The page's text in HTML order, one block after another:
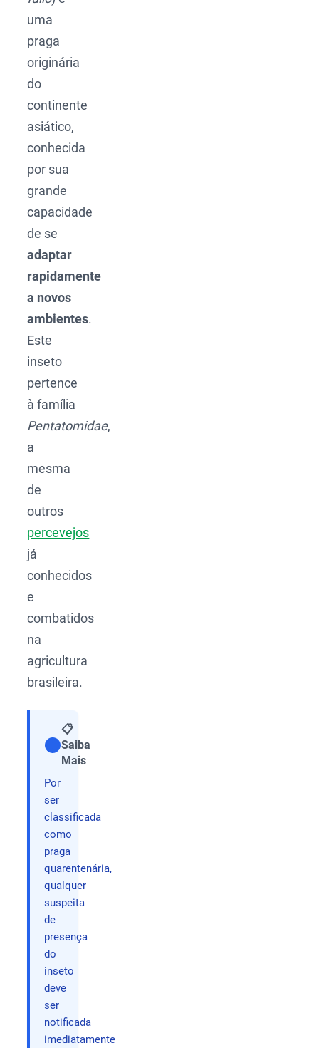
uma
praga
originária
do
continente
asiático,
conhecida
por sua
grande
capacidade
de se
adaptar
rapidamente
a novos
ambientes.
Este
inseto
pertence
à família
Pentatomidae,
a
mesma
de
outros
percevejos
já
conhecidos
e
combatidos
na
agricultura
brasileira.
📋
Saiba
Mais
Por
ser
classificada
como
praga
quarentenária,
qualquer
suspeita
de
presença
do
inseto
deve
ser
notificada
imediatamente